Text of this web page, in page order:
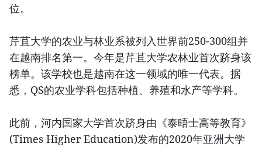
位。
芹苴大学的农业与林业系被列入世界前250-300组并
在越南排名第一。今年是芹苴大学农林业首次跻身该
榜单。该学校也是越南在这一领域的唯一代表。据
悉，QS的农业学科包括种植、养殖和水产等学科。
此前，河内国家大学首次跻身由《泰晤士高等教育》
(Times Higher Education)发布的2020年亚洲大学